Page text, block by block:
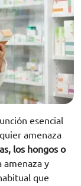
esencial
amenaza
los hongos o
amenaza y
que